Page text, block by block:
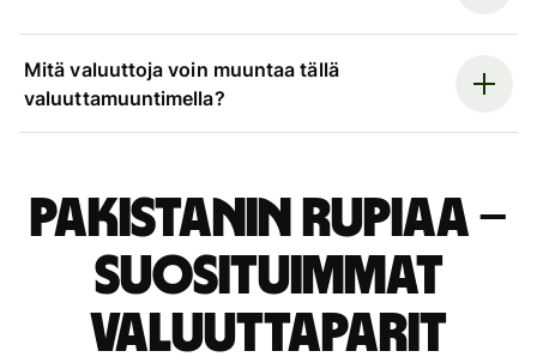
Mitä valuuttoja voin muuntaa tällä
valuuttamuuntimella?
Pakistanin rupiaa –
suosituimmat
valuuttaparit